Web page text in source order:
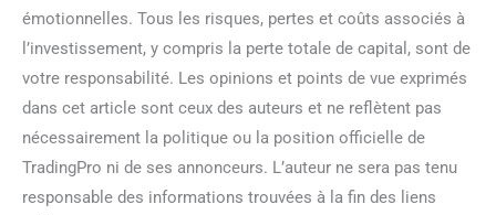
émotionnelles. Tous les risques, pertes et coûts associés à
l’investissement, y compris la perte totale de capital, sont de
votre responsabilité. Les opinions et points de vue exprimés
dans cet article sont ceux des auteurs et ne reflètent pas
nécessairement la politique ou la position officielle de
TradingPro ni de ses annonceurs. L’auteur ne sera pas tenu
responsable des informations trouvées à la fin des liens